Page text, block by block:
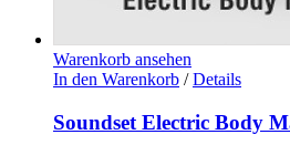
Warenkorb ansehen
In den Warenkorb / Details
Soundset Electric Body